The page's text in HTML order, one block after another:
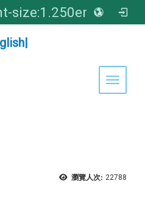
<span style="font-size:1.250em;"><strong>亞洲大學醫學暨健康學院</strong></span>
|
Toggle
瀏覽人次: 22788